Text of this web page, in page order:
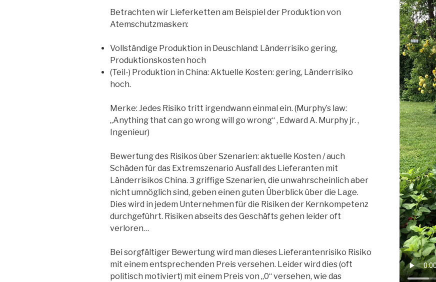
Betrachten wir Lieferketten am Beispiel der Produktion von
Atemschutzmasken:
Vollständige Produktion in Deuschland: Länderrisiko gering,
Produktionskosten hoch
(Teil-) Produktion in China: Aktuelle Kosten: gering, Länderrisiko
hoch.
Merke: Jedes Risiko tritt irgendwann einmal ein. (Murphy’s law:
„Anything that can go wrong will go wrong“ , Edward A. Murphy jr. ,
Ingenieur)
Bewertung des Risikos über Szenarien: aktuelle Kosten / auch
Schäden für das Extremszenario Ausfall des Lieferanten mit
Länderrisikos China. 3 griffige Szenarien, die unwahrscheinlich aber
nicht umnöglich sind, geben einen guten Überblick über die Lage.
Dies wird in jedem Unternehmen für die Risiken der Kernkompetenz
durchgeführt. Risiken abseits des Geschäfts gehen leider oft
verloren…
Bei sorgfältiger Bewertung wird man dieses Lieferantenrisiko Risiko
mit einem entsprechenden Preis versehen. Leider wird dies (oft
politisch motiviert) mit einem Preis von „0“ versehen, wie das